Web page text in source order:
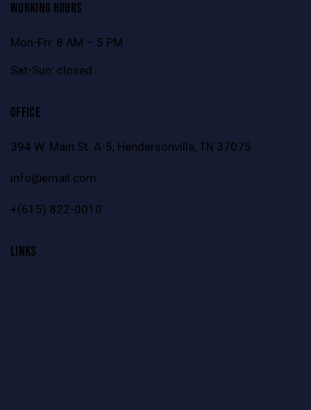
WORKING HOURS
Mon-Fri: 8 AM – 5 PM
Sat-Sun: closed
OFFICE
394 W. Main St. A-5, Hendersonville, TN 37075
info@email.com
+(615) 822-0010
LINKS